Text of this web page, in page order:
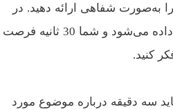
به‌صورت شفاهی ارائه دهید. در
سؤال آخر موضوعی به شما داده می‌شود و شما 30 ثانیه فرصت
کنید.
سه دقیقه درباره موضوع مورد